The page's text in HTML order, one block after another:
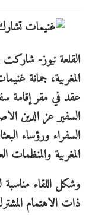
القلعة نيوز- شاركت
المغربية، جمانة
عقد في مقر إقامة
السفير عز الدين
السفراء ورؤساء
المغربية والمنظمات
وشكل اللقاء
ذات الاهتمام